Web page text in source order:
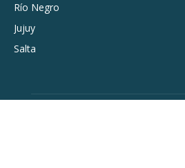
Río Negro
Jujuy
Salta